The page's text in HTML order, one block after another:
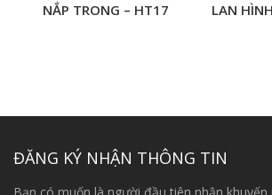
NẮP TRONG – HT17
LAN
ĐĂNG KÝ NHẬN THÔNG TIN
Bạn có muốn là người đầu tiên nhận